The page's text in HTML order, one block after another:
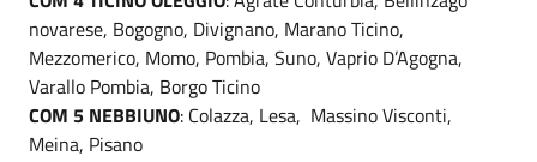
novarese, Bogogno, Divignano, Marano Ticino,
Mezzomerico, Momo, Pombia, Suno, Vaprio D’Agogna,
Varallo Pombia, Borgo Ticino
COM 5 NEBBIUNO: Colazza, Lesa, Massino Visconti,
Meina, Pisano